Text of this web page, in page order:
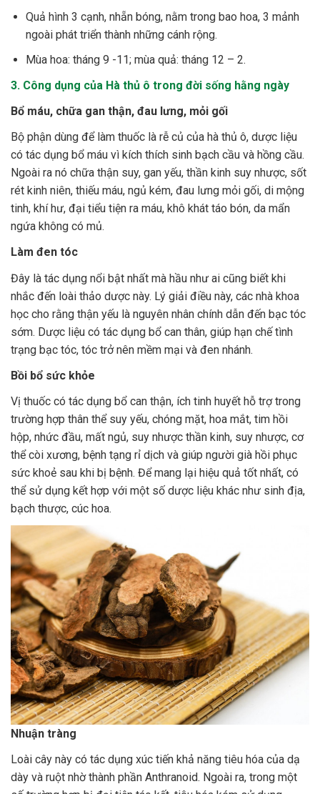
Quả hình 3 cạnh, nhẵn bóng, nằm trong bao hoa, 3 mảnh
ngoài phát triển thành những cánh rộng.
Mùa hoa: tháng 9 -11; mùa quả: tháng 12 – 2.
3. Công dụng của Hà thủ ô trong đời sống hằng ngày
Bổ máu, chữa gan thận, đau lưng, mỏi gối
Bộ phận dùng để làm thuốc là rễ củ của hà thủ ô, dược liệu
có tác dụng bổ máu vì kích thích sinh bạch cầu và hồng cầu.
Ngoài ra nó chữa thận suy, gan yếu, thần kinh suy nhược, sốt
rét kinh niên, thiếu máu, ngủ kém, đau lưng mỏi gối, di mộng
tinh, khí hư, đại tiểu tiện ra máu, khô khát táo bón, da mẩn
ngứa không có mủ.
Làm đen tóc
Đây là tác dụng nổi bật nhất mà hầu như ai cũng biết khi
nhắc đến loài thảo dược này. Lý giải điều này, các nhà khoa
học cho rằng thận yếu là nguyên nhân chính dẫn đến bạc tóc
sớm. Dược liệu có tác dụng bổ can thân, giúp hạn chế tình
trạng bạc tóc, tóc trở nên mềm mại và đen nhánh.
Bồi bổ sức khỏe
Vị thuốc có tác dụng bổ can thận, ích tinh huyết hỗ trợ trong
trường hợp thân thể suy yếu, chóng mặt, hoa mắt, tim hồi
hộp, nhức đầu, mất ngủ, suy nhược thần kinh, suy nhược, cơ
thể còi xương, bệnh tạng rỉ dịch và giúp người già hồi phục
sức khoẻ sau khi bị bệnh. Để mang lại hiệu quả tốt nhất, có
thể sử dụng kết hợp với một số dược liệu khác như sinh địa,
bạch thược, cúc hoa.
Nhuận tràng
Loài cây này có tác dụng xúc tiến khả năng tiêu hóa của dạ
dày và ruột nhờ thành phần Anthranoid. Ngoài ra, trong một